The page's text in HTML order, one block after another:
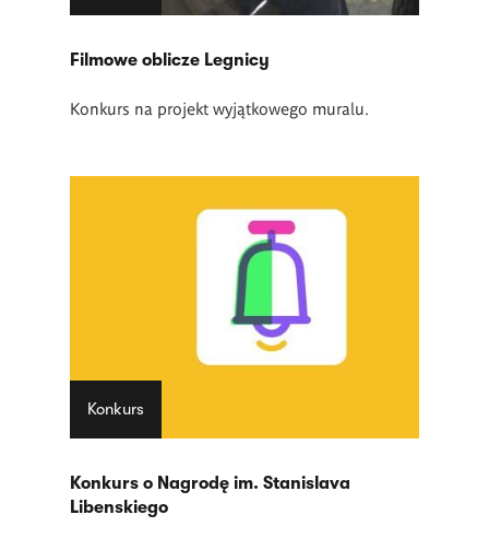
Filmowe oblicze Legnicy
Konkurs na projekt wyjątkowego muralu.
Konkurs
Konkurs o Nagrodę im. Stanislava
Libenskiego